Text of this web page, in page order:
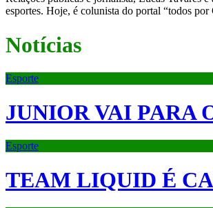
esportes. Hoje, é colunista do portal “todos por
Notícias
Esporte
JUNIOR VAI PARA
Esporte
TEAM LIQUID É